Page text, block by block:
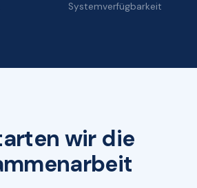
Systemverfügbarkeit
wir die